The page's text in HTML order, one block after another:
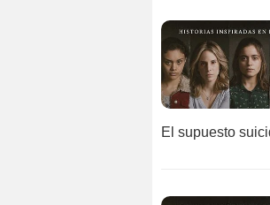
El supuesto